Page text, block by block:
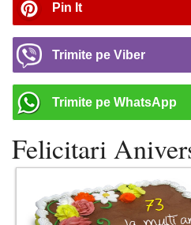
Pin It
Trimite pe Viber
Trimite pe WhatsApp
Felicitari